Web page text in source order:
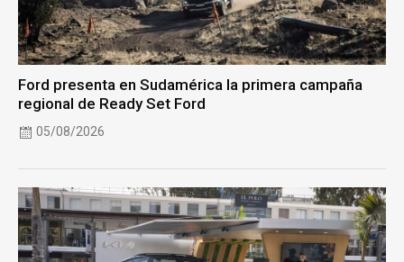
Ford presenta en Sudamérica la primera campaña
regional de Ready Set Ford
05/08/2026